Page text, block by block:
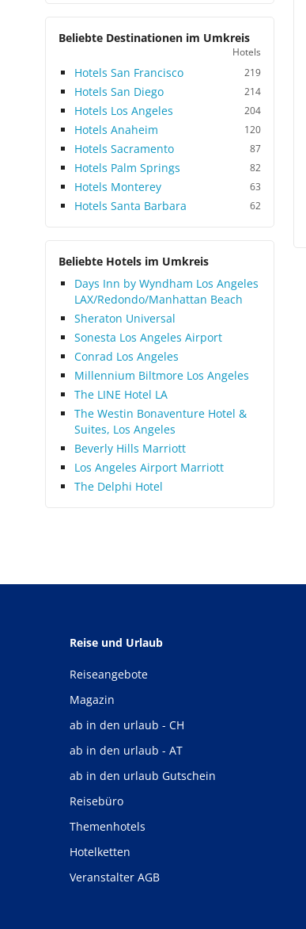
Beliebte Destinationen im Umkreis
Hotels
Hotels San Francisco 219
Hotels San Diego 214
Hotels Los Angeles 204
Hotels Anaheim 120
Hotels Sacramento 87
Hotels Palm Springs 82
Hotels Monterey 63
Hotels Santa Barbara 62
Beliebte Hotels im Umkreis
Days Inn by Wyndham Los Angeles
LAX/Redondo/Manhattan Beach
Sheraton Universal
Sonesta Los Angeles Airport
Conrad Los Angeles
Millennium Biltmore Los Angeles
The LINE Hotel LA
The Westin Bonaventure Hotel &
Suites, Los Angeles
Beverly Hills Marriott
Los Angeles Airport Marriott
The Delphi Hotel
Reise und Urlaub
Reiseangebote
Magazin
ab in den urlaub - CH
ab in den urlaub - AT
ab in den urlaub Gutschein
Reisebüro
Themenhotels
Hotelketten
Veranstalter AGB